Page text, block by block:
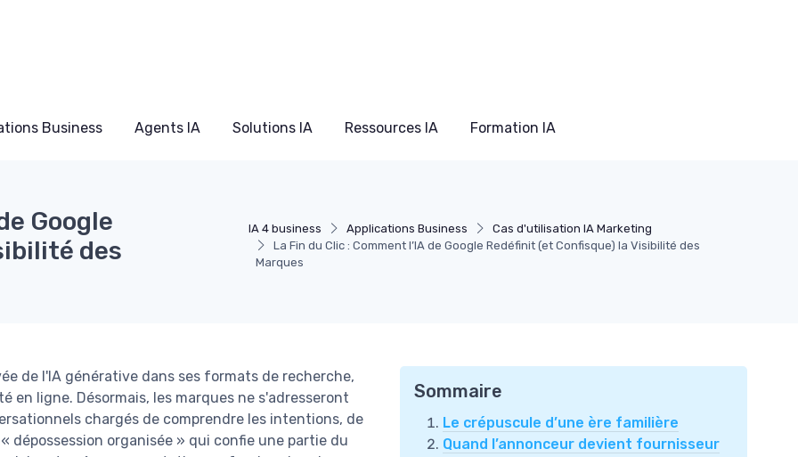
Business Agents IA Solutions IA Ressources IA Formation IA
IA 4 business Applications Business
Cas d'utilisation IA Marketing
La Fin du Clic : Comment l’IA de Google Redéfinit (et Confisque) la Visibilité des
Marques
Google
des
de l'IA générative dans ses formats de recherche,
en ligne. Désormais, les marques ne s'adresseront
chargés de comprendre les intentions, de
dépossession organisée » qui confie une partie du
Sommaire
Le crépuscule d’une ère familière
Quand l’annonceur devient fournisseur